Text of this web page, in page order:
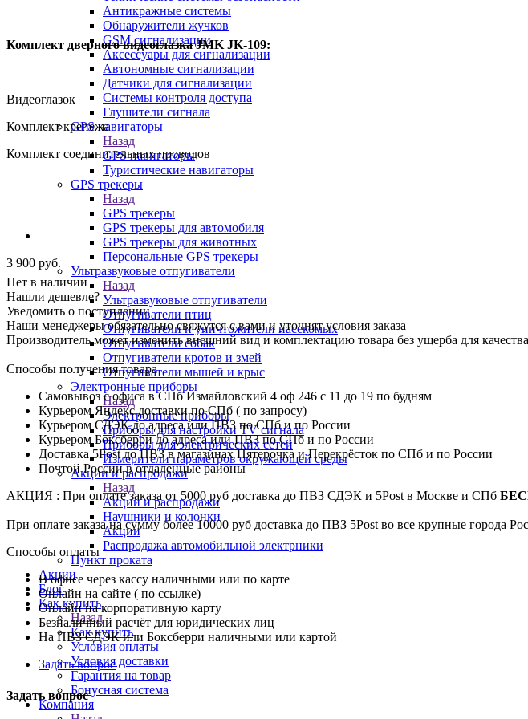
Антикражные системы
Обнаружители жучков
GSM сигнализации
Аксессуары для сигнализации
Автономные сигнализации
Датчики для сигнализации
Системы контроля доступа
Глушители сигнала
GPS навигаторы
Назад
GPS навигаторы
Туристические навигаторы
GPS трекеры
Назад
GPS трекеры
GPS трекеры для автомобиля
GPS трекеры для животных
Персональные GPS трекеры
Ультразвуковые отпугиватели
Назад
Ультразвуковые отпугиватели
Отпугиватели птиц
Отпугиватели и уничтожители насекомых
Отпугиватели собак
Отпугиватели кротов и змей
Отпугиватели мышей и крыс
Электронные приборы
Назад
Электронные приборы
Приборы для настройки TV сигнала
Приборы для электрических сетей
Измерители параметров окружающей среды
Акции и распродажи
Назад
Акции и распродажи
Наушники и колонки
Акции
Распродажа автомобильной электрники
Пункт проката
Акции
Блог
Как купить
Назад
Как купить
Условия оплаты
Условия доставки
Гарантия на товар
Бонусная система
Компания
Комплект дверного видеоглазка JMK JK-109:
Видеоглазок
Комплект крепежа
Комплект соединительных проводов
3 900 руб.
Нет в наличии
Нашли дешевле?
Уведомить о поступлении
Наши менеджеры обязательно свяжутся с вами и уточнят условия заказа
Производитель может изменить внешний вид и комплектацию товара без ущерба для
Способы получения товара
Самовывоз с офиса в СПб Измайловский 4 оф 246 с 11 до 19 по будням
Курьером Яндекс доставки по СПб ( по запросу)
Курьером СДЭК до адреса или ПВЗ по СПб и по России
Курьером Боксберри до адреса или ПВЗ по СПб и по России
Доставка 5Post до ПВЗ в магазинах Пятерочка и Перекрёсток по СПб и по России
Почтой России в отдалённые районы
АКЦИЯ : При оплате заказа от 5000 руб доставка до ПВЗ СДЭК и 5Post в Москве и СПб
При оплате заказа на сумму более 10000 руб доставка до ПВЗ 5Post во все крупные города
Способы оплаты
В офисе через кассу наличными или по карте
Онлайн на сайте ( по ссылке)
Онлайн на корпоративную карту
Безналичный расчёт для юридических лиц
На ПВЗ СДЭК или Боксберри наличными или картой
Задать вопрос
Задать вопрос